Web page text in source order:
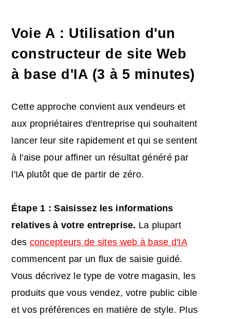
Voie A : Utilisation d'un
constructeur de site Web
à base d'IA (3 à 5 minutes)
Cette approche convient aux vendeurs et
aux propriétaires d'entreprise qui souhaitent
lancer leur site rapidement et qui se sentent
à l'aise pour affiner un résultat généré par
l'IA plutôt que de partir de zéro.
Étape 1 : Saisissez les informations
relatives à votre entreprise. La plupart
des concepteurs de sites web à base d'IA
commencent par un flux de saisie guidé.
Vous décrivez le type de votre magasin, les
produits que vous vendez, votre public cible
et vos préférences en matière de style. Plus